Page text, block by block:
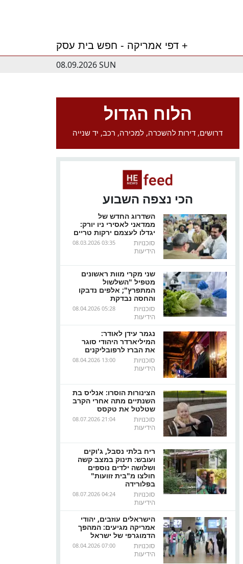
דפי אמריקה - חפש בית עסק +
08.09.2026 SUN
הלוח הגדול
דרושים, דירות להשכרה, למכירה, רכב, יד שנייה
הכי נצפה השבוע
השדרוג החדש של
ממדאני לאסירי ניו יורק:
יגדלו לעצמם ירקות טריים
08.03.2026 03:35
סוכנויות
הידיעות
שני מקרי מוות ראשונים
מטפיל "השלשול
המתפרץ"; אלפים נדבקו
והחסה נבדקת
08.04.2026 05:28
סוכנויות
הידיעות
נגמר עידן לאודר:
המיליארדר היהודי סוגר
את הברז לרפובליקנים
08.04.2026 13:00
סוכנויות
הידיעות
הצינורות הוסרו: אנליס בת
השנתיים מתה אחרי הקרב
שטלטל את טקסס
08.07.2026 21:04
סוכנויות
הידיעות
ריח בלתי נסבל, ג'וקים
ועובש: תינוק במצב קשה
ושלושה ילדים נוספים
חולצו מ"בית זוועות"
בפלורידה
08.07.2026 04:24
סוכנויות
הידיעות
הישראלים עוזבים, יהודי
אמריקה מגיעים: המהפך
הדמוגרפי של ישראל
08.04.2026 07:00
סוכנויות
הידיעות